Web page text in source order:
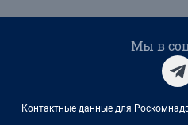
Мы в
Контактные данные для